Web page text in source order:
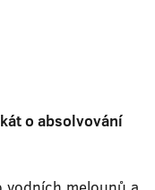
o absolvování